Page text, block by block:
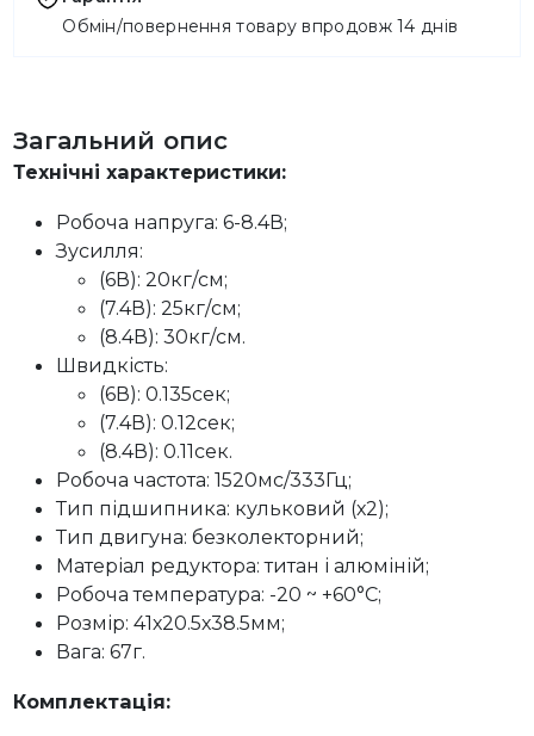
Обмін/повернення товару впродовж 14 днів
Загальний опис
Технічні характеристики:
Робоча напруга: 6-8.4В;
Зусилля:
(6В): 20кг/см;
(7.4В): 25кг/см;
(8.4В): 30кг/см.
Швидкість:
(6В): 0.135сек;
(7.4В): 0.12сек;
(8.4В): 0.11сек.
Робоча частота: 1520мс/333Гц;
Тип підшипника: кульковий (х2);
Тип двигуна: безколекторний;
Матеріал редуктора: титан і алюміній;
Робоча температура: -20 ~ +60°C;
Розмір: 41х20.5х38.5мм;
Вага: 67г.
Комплектація: